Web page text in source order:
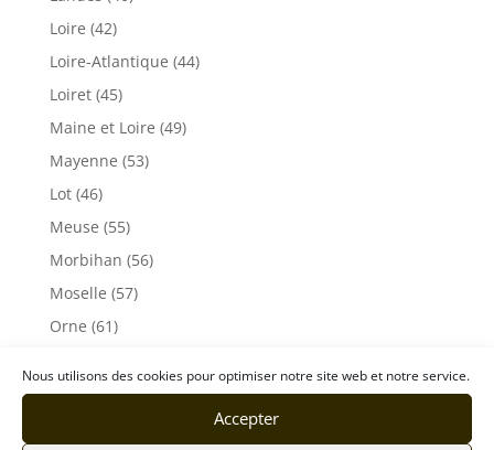
Nous utilisons des cookies pour optimiser notre site web et notre service.
Accepter
Loire (42)
Loire-Atlantique (44)
Loiret (45)
Maine et Loire (49)
Mayenne (53)
Lot (46)
Meuse (55)
Morbihan (56)
Moselle (57)
Orne (61)
Puy De Dôme (63)
Pyrénées-Atlantiques (64)